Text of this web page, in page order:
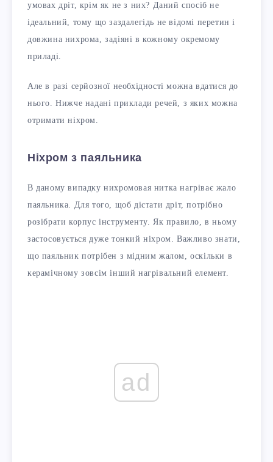
умовах дріт, крім як не з них? Даний спосіб не
ідеальний, тому що заздалегідь не відомі перетин і
довжина нихрома, задіяні в кожному окремому
приладі.
Але в разі серйозної необхідності можна вдатися до
нього. Нижче надані приклади речей, з яких можна
отримати ніхром.
Ніхром з паяльника
В даному випадку нихромовая нитка нагріває жало
паяльника. Для того, щоб дістати дріт, потрібно
розібрати корпус інструменту. Як правило, в ньому
застосовується дуже тонкий ніхром. Важливо знати,
що паяльник потрібен з мідним жалом, оскільки в
керамічному зовсім інший нагрівальний елемент.
ad